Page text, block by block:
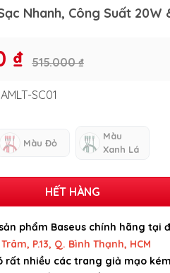
Nhanh, Công Suất 20W
₫ 515.000 ₫
SC01
Màu Đỏ
Màu
Xanh Lá
HẾT HÀNG
phẩm Baseus chính hãng tại
P.13, Q. Bình Thạnh, HCM
rất nhiều các trang giả mạo